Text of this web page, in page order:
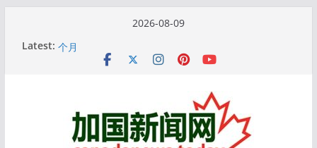
2026-08-09
Latest: 10万人排队入籍加拿大！美占一半，现在申请要等19
安省16岁少女当街遭围殴, 打成脑震荡! 大批人起哄拍
特鲁多半裸与水果姐海滩激吻! 热恋一年感情持续升温
更多名校恢复SAT 考试，新学年大学申请开跑7个大不